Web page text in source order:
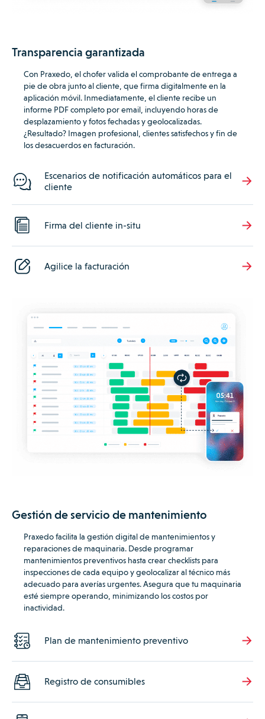
Transparencia garantizada
Con Praxedo, el chofer valida el comprobante de entrega a
pie de obra junto al cliente, que firma digitalmente en la
aplicación móvil. Inmediatamente, el cliente recibe un
informe PDF completo por email, incluyendo horas de
desplazamiento y fotos fechadas y geolocalizadas.
¿Resultado? Imagen profesional, clientes satisfechos y fin de
los desacuerdos en facturación.
Escenarios de notificación automáticos para el
cliente
Firma del cliente in-situ
Agilice la facturación
Gestión de servicio de mantenimiento
Praxedo facilita la gestión digital de mantenimientos y
reparaciones de maquinaria. Desde programar
mantenimientos preventivos hasta crear checklists para
inspecciones de cada equipo y geolocalizar al técnico más
adecuado para averías urgentes. Asegura que tu maquinaria
esté siempre operando, minimizando los costos por
inactividad.
Plan de mantenimiento preventivo
Registro de consumibles